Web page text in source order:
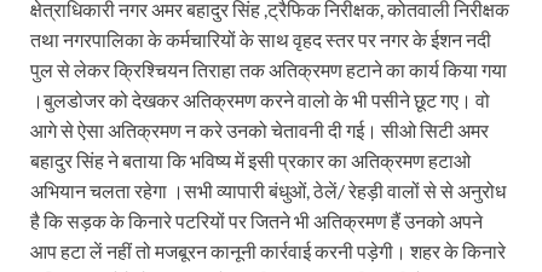
CM Yogi Barabanki Visit: मुख्यमंत्री योगी आदित्यनाथ
The Kshitij Show: द क्षितिज शो में पहुंचे जुयाल और
Lok Sanvardhan Parva: देहरादून में मुख्यमंत्री पुष्कर सिंह
West Bengal Rajya Sabha By-Election: चुनाव
Shri Kashi Vishwanath Mandir: उत्तरकाशी में CM
क्षेत्राधिकारी नगर अमर बहादुर सिंह ,ट्रैफिक निरीक्षक, कोतवाली निरीक्षक
तथा नगरपालिका के कर्मचारियों के साथ वृहद स्तर पर नगर के ईशन नदी
पुल से लेकर क्रिश्चियन तिराहा तक अतिक्रमण हटाने का कार्य किया गया
।बुलडोजर को देखकर अतिक्रमण करने वालो के भी पसीने छूट गए। वो
आगे से ऐसा अतिक्रमण न करे उनको चेतावनी दी गई। सीओ सिटी अमर
बहादुर सिंह ने बताया कि भविष्य में इसी प्रकार का अतिक्रमण हटाओ
अभियान चलता रहेगा ।सभी व्यापारी बंधुओं, ठेलें/ रेहड़ी वालों से से अनुरोध
है कि सड़क के किनारे पटरियों पर जितने भी अतिक्रमण हैं उनको अपने
आप हटा लें नहीं तो मजबूरन कानूनी कार्रवाई करनी पड़ेगी। शहर के किनारे